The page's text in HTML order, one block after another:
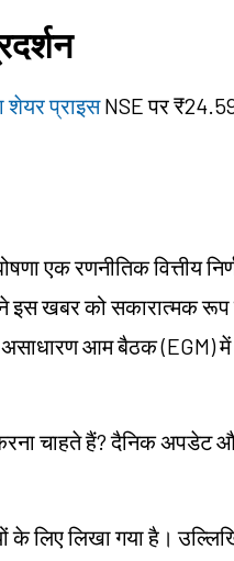
शेयर प्राइसNSE पर
एक रणनीतिक वित्तीय
इस खबर को सकारात्मक रूप
आम बैठक (EGM) में
चाहते हैं? दैनिक अपडेट
के लिए लिखा गया है।